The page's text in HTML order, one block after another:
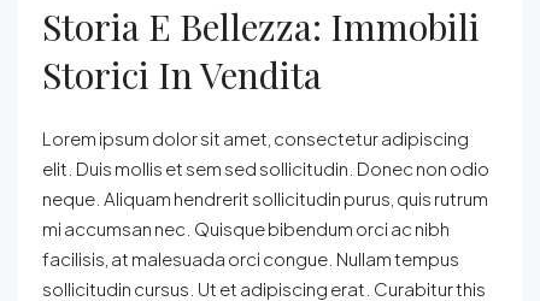
Storia E Bellezza: Immobili
Storici In Vendita
Lorem ipsum dolor sit amet, consectetur adipiscing
elit. Duis mollis et sem sed sollicitudin. Donec non odio
neque. Aliquam hendrerit sollicitudin purus, quis rutrum
mi accumsan nec. Quisque bibendum orci ac nibh
facilisis, at malesuada orci congue. Nullam tempus
sollicitudin cursus. Ut et adipiscing erat. Curabitur this